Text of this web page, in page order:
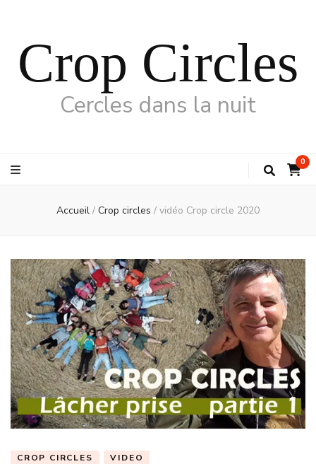
Crop Circles
Cercles dans la nuit
0
Accueil / Crop circles / vidéo Crop circle 2020
CROP CIRCLES VIDEO